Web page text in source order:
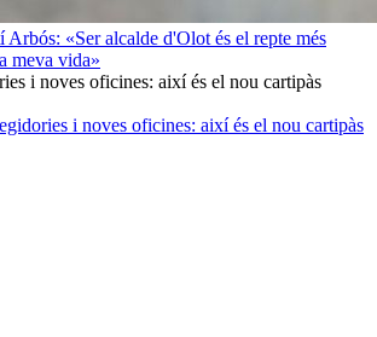
Arbós: «Ser alcalde d'Olot és el repte més
meva vida»
i noves oficines: així és el nou cartipàs